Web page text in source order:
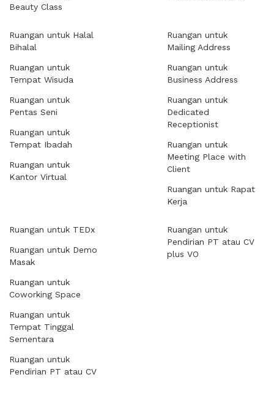
Beauty Class
Ruangan untuk Halal
Bihalal
Ruangan untuk
Tempat Wisuda
Ruangan untuk
Pentas Seni
Ruangan untuk
Tempat Ibadah
Ruangan untuk
Kantor Virtual
Ruangan untuk
Mailing Address
Ruangan untuk
Business Address
Ruangan untuk
Dedicated
Receptionist
Ruangan untuk
Meeting Place with
Client
Ruangan untuk Rapat
Kerja
Ruangan untuk TEDx
Ruangan untuk Demo
Masak
Ruangan untuk
Coworking Space
Ruangan untuk
Tempat Tinggal
Sementara
Ruangan untuk
Pendirian PT atau CV
Ruangan untuk
Pendirian PT atau CV
plus VO